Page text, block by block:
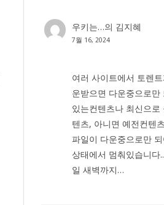
우키는…의 김지혜
7월 16, 2024
여러 사이트에서 토렌
운받으면 다운중으로만
있는컨텐츠나 최신으로
텐츠, 아니면 예전컨텐
파일이 다운중으로만
상태에서 멈춰있습니다
일 새벽까지…